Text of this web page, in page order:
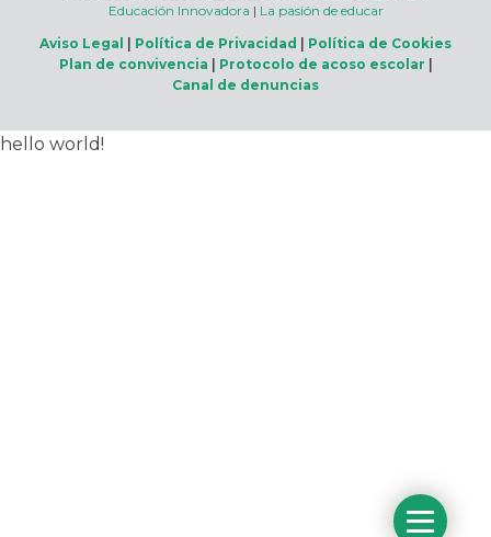
Educación Innovadora | La pasión de educar
Aviso Legal
Política de Privacidad
Política de Cookies
Plan de convivencia
Protocolo de acoso escolar
Canal de denuncias
hello world!